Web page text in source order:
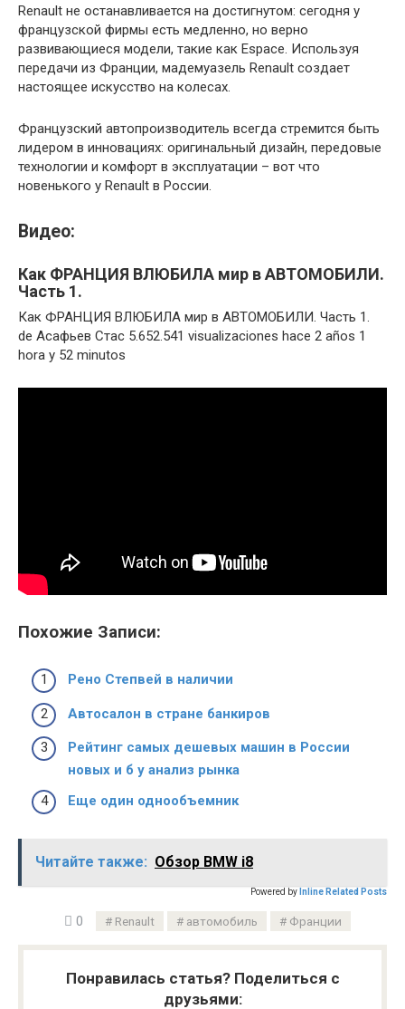
Renault не останавливается на достигнутом: сегодня у
французской фирмы есть медленно, но верно
развивающиеся модели, такие как Espace. Используя
передачи из Франции, мадемуазель Renault создает
настоящее искусство на колесах.
Французский автопроизводитель всегда стремится быть
лидером в инновациях: оригинальный дизайн, передовые
технологии и комфорт в эксплуатации – вот что
новенького у Renault в России.
Видео:
Как ФРАНЦИЯ ВЛЮБИЛА мир в АВТОМОБИЛИ.
Часть 1.
Как ФРАНЦИЯ ВЛЮБИЛА мир в АВТОМОБИЛИ. Часть 1.
de Асафьев Стас 5.652.541 visualizaciones hace 2 años 1
hora y 52 minutos
Похожие Записи:
Рено Степвей в наличии
Автосалон в стране банкиров
Рейтинг самых дешевых машин в России
новых и б у анализ рынка
Еще один однообъемник
Читайте также: Обзор BMW i8
Powered by Inline Related Posts
0 Renault автомобиль Франции
Понравилась статья? Поделиться с
друзьями: